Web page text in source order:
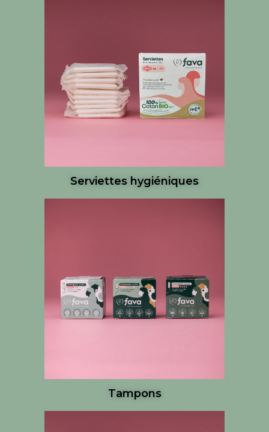
Serviettes hygiéniques
Tampons